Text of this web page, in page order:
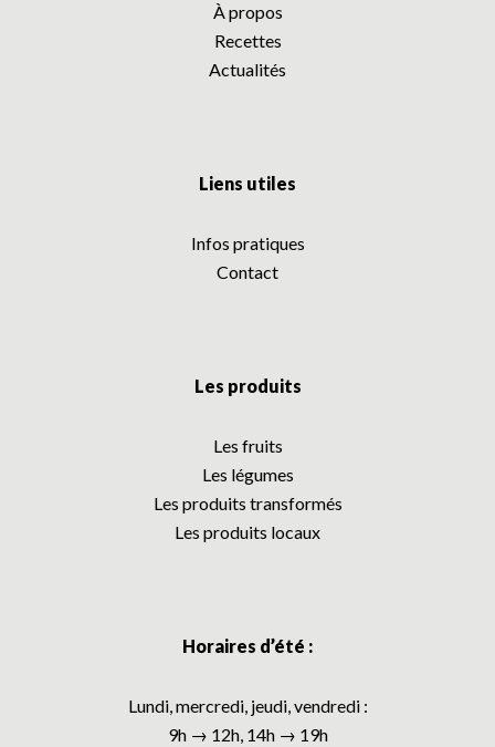
À propos
Recettes
Actualités
Liens utiles
Infos pratiques
Contact
Les produits
Les fruits
Les légumes
Les produits transformés
Les produits locaux
Horaires d’été :
Lundi, mercredi, jeudi, vendredi :
9h → 12h, 14h → 19h